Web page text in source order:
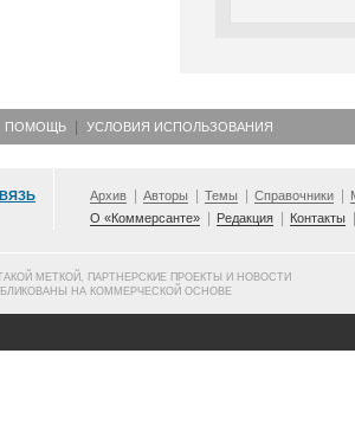
ПОМОЩЬ УСЛОВИЯ ИСПОЛЬЗОВАНИЯ
Архив Авторы Темы Справочники
О «Коммерсанте»
Редакция Контакты
МЕТКОЙ, ПАРТНЕРСКИЕ ПРОЕКТЫ И НОВОСТИ
НА КОММЕРЧЕСКОЙ ОСНОВЕ